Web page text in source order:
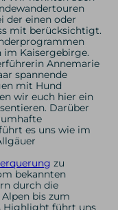
der einen oder
mit berücksichtigt.
Kaisergebirge.
Annemarie
spannende
mit Hund
wir euch hier ein
Darüber
es uns wie im
zu
bekannten
durch die
bis zum
Highlight führt uns